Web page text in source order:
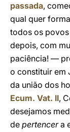
passada,
qual quer
todos os
depois, com
paciência! —
o constituir em
da união dos
Ecum. Vat. II,
desejamos
de pertencera